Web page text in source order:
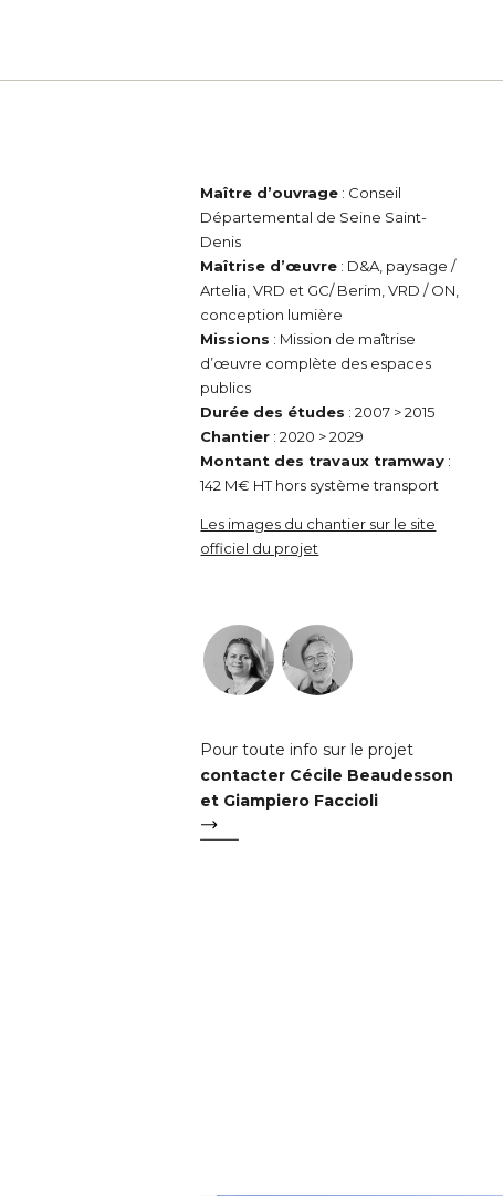
Maître d’ouvrage : Conseil
Départemental de Seine Saint-
Denis
Maîtrise d’œuvre : D&A, paysage /
Artelia, VRD et GC/ Berim, VRD / ON,
conception lumière
Missions : Mission de maîtrise
d’œuvre complète des espaces
publics
Durée des études : 2007 > 2015
Chantier : 2020 > 2029
Montant des travaux tramway :
142 M€ HT hors système transport
Les images du chantier sur le site
officiel du projet
Pour toute info sur le projet
contacter Cécile Beaudesson
et Giampiero Faccioli